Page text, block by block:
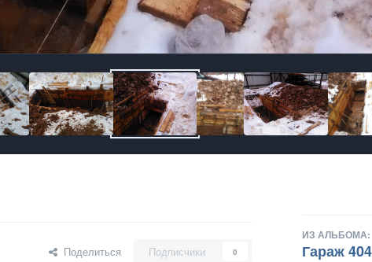
Поделиться Подписчики 0
ИЗ АЛЬБОМА:
Гараж 404